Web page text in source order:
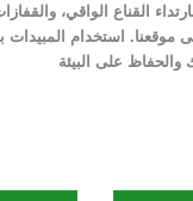
القناع الواقي،
موقعنا. استخدام
على البيئة